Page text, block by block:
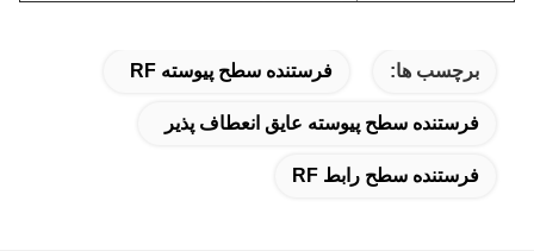
برچسب ها: فرستنده سطح پیوسته RF
فرستنده سطح پیوسته عایق انعطاف پذیر
فرستنده سطح رابط RF